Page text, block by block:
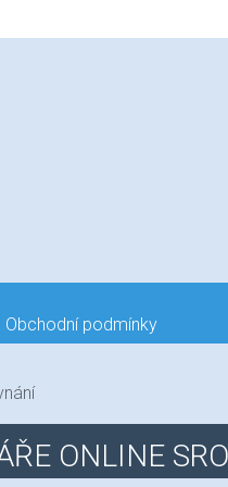
Obchodní podmínky
ONLINE